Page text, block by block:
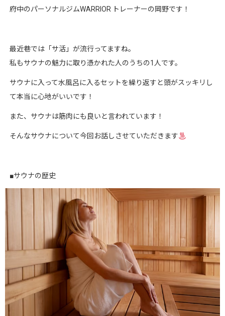
府中のパーソナルジムWARRIOR トレーナーの岡野です！
最近巷では「サ活」が流行ってますね。
私もサウナの魅力に取り憑かれた人のうちの1人です。
サウナに入って水風呂に入るセットを繰り返すと頭がスッキリし
て本当に心地がいいです！
また、サウナは筋肉にも良いと言われています！
そんなサウナについて今回お話しさせていただきます
■サウナの歴史